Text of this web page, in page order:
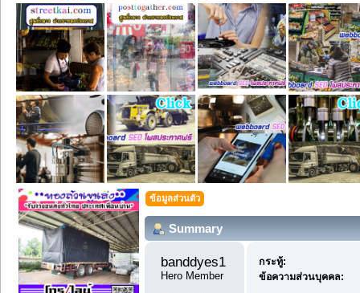
ข้อมูลส่วนตัว
Summary
banddyes1
Hero Member
กระทู้:
ข้อความส่วนบุคคล: